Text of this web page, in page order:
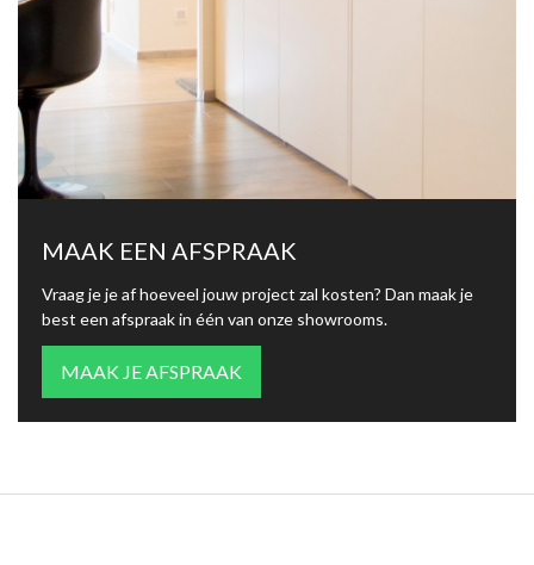
MAAK EEN AFSPRAAK
Vraag je je af hoeveel jouw project zal kosten? Dan maak je
best een afspraak in één van onze showrooms.
MAAK JE AFSPRAAK